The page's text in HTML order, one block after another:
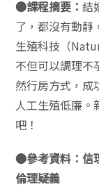
●課程摘要：結
了，都沒有動靜
生殖科技（
不但可以調理不
然行房方式，成
人工生殖低廉
吧！
●參考資料：信
倫理疑義